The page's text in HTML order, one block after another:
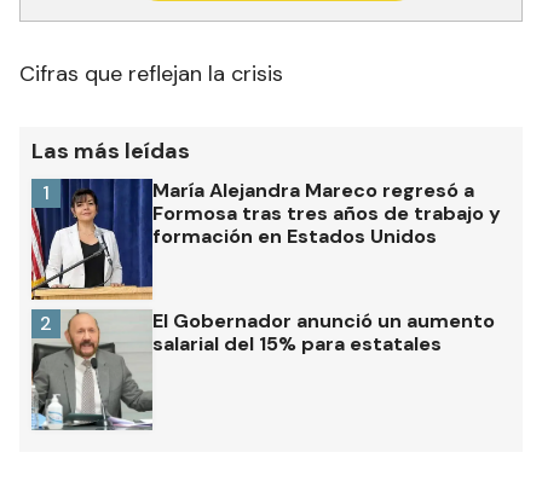
Cifras que reflejan la crisis
Las más leídas
María Alejandra Mareco regresó a
Formosa tras tres años de trabajo y
formación en Estados Unidos
1
El Gobernador anunció un aumento
salarial del 15% para estatales
2